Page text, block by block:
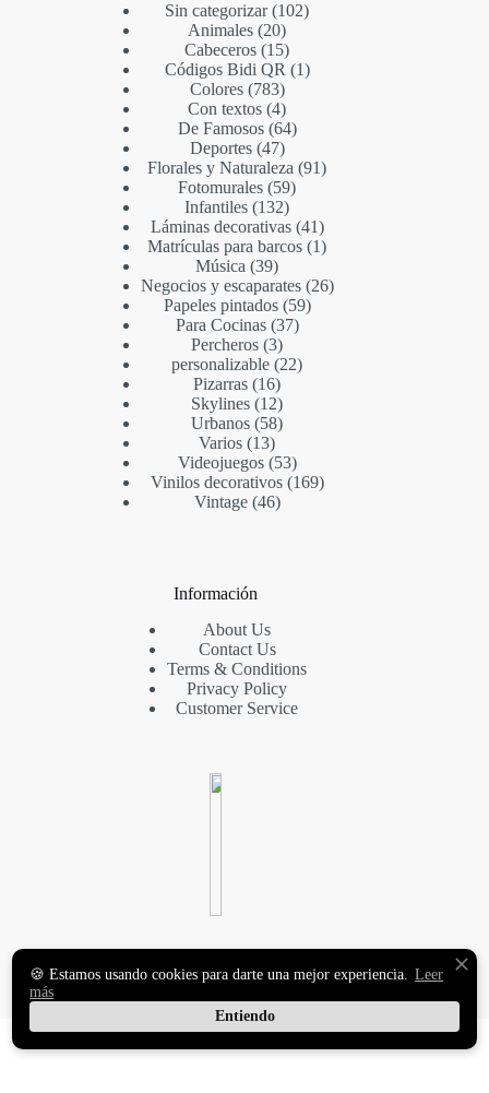
Sin categorizar 102
Animales 20
Cabeceros 15
Códigos Bidi QR
1
Colores 783
Con textos 4
De Famosos 64
Deportes 47
Florales y Naturaleza 91
Fotomurales 59
Infantiles 132
Láminas decorativas 41
Matrículas para barcos 1
Música 39
Negocios y escaparates 26
Papeles pintados 59
Para Cocinas 37
Percheros 3
personalizable 22
Pizarras 16
Skylines 12
Urbanos 58
Varios 13
Videojuegos 53
Vinilos decorativos 169
Vintage 46
Información
About Us
Contact Us
Terms & Conditions
Privacy Policy
Customer Service
VINILOS DECORATIVOS
Y FOTOMURALES
PREMIUM
Copyright © 2026 MasqueVinilo
🍪 Estamos usando cookies para darte una mejor experiencia. Leer
más
Entiendo